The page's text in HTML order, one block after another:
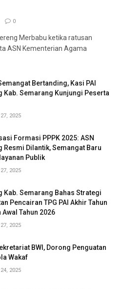
0
Merbabu ketika ratusan
ASN Kementerian Agama
Bertanding, Kasi PAI
Kab. Semarang Kunjungi Peserta
2025
Formasi PPPK 2025: ASN
Resmi Dilantik, Semangat Baru
Publik
2025
Kab. Semarang Bahas Strategi
Pencairan TPG PAI Akhir Tahun
Awal Tahun 2026
2025
BWI, Dorong Penguatan
Wakaf
2025